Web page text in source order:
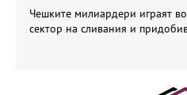
Чешките милиардери играят
сектор на сливания и